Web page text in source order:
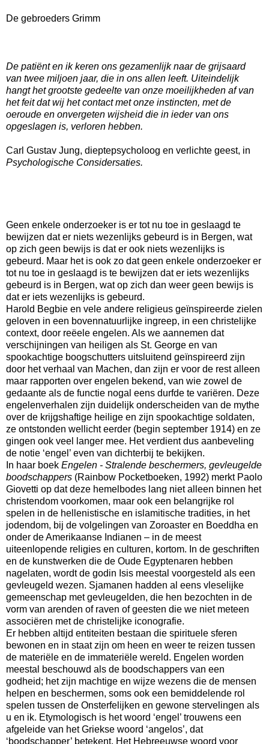
De gebroeders Grimm
De patiënt en ik keren ons gezamenlijk naar de grijsaard
van twee miljoen jaar, die in ons allen leeft. Uiteindelijk
hangt het grootste gedeelte van onze moeilijkheden af van
het feit dat wij het contact met onze instincten, met de
oeroude en onvergeten wijsheid die in ieder van ons
opgeslagen is, verloren hebben.
Carl Gustav Jung, dieptepsycholoog en verlichte geest, in
Psychologische Considersaties.
Geen enkele onderzoeker is er tot nu toe in geslaagd te
bewijzen dat er niets wezenlijks gebeurd is in Bergen, wat
op zich geen bewijs is dat er ook niets wezenlijks is
gebeurd. Maar het is ook zo dat geen enkele onderzoeker er
tot nu toe in geslaagd is te bewijzen dat er iets wezenlijks
gebeurd is in Bergen, wat op zich dan weer geen bewijs is
dat er iets wezenlijks is gebeurd.
Harold Begbie en vele andere religieus geïnspireerde zielen
geloven in een bovennatuurlijke ingreep, in een christelijke
context, door reëele engelen. Als we aannemen dat
verschijningen van heiligen als St. George en van
spookachtige boogschutters uitsluitend geïnspireerd zijn
door het verhaal van Machen, dan zijn er voor de rest alleen
maar rapporten over engelen bekend, van wie zowel de
gedaante als de functie nogal eens durfde te variëren. Deze
engelenverhalen zijn duidelijk onderscheiden van de mythe
over de krijgshaftige heilige en zijn spookachtige soldaten,
ze ontstonden wellicht eerder (begin september 1914) en ze
gingen ook veel langer mee. Het verdient dus aanbeveling
de notie ‘engel’ even van dichterbij te bekijken.
In haar boek Engelen - Stralende beschermers, gevleugelde
boodschappers (Rainbow Pocketboeken, 1992) merkt Paolo
Giovetti op dat deze hemelbodes lang niet alleen binnen het
christendom voorkomen, maar ook een belangrijke rol
spelen in de hellenistische en islamitische tradities, in het
jodendom, bij de volgelingen van Zoroaster en Boeddha en
onder de Amerikaanse Indianen – in de meest
uiteenlopende religies en culturen, kortom. In de geschriften
en de kunstwerken die de Oude Egyptenaren hebben
nagelaten, wordt de godin Isis meestal voorgesteld als een
gevleugeld wezen. Sjamanen hadden al eens vleselijke
gemeenschap met gevleugelden, die hen bezochten in de
vorm van arenden of raven of geesten die we niet meteen
associëren met de christelijke iconografie.
Er hebben altijd entiteiten bestaan die spirituele sferen
bewonen en in staat zijn om heen en weer te reizen tussen
de materiële en de immateriële wereld. Engelen worden
meestal beschouwd als de boodschappers van een
godheid; het zijn machtige en wijze wezens die de mensen
helpen en beschermen, soms ook een bemiddelende rol
spelen tussen de Onsterfelijken en gewone stervelingen als
u en ik. Etymologisch is het woord ‘engel’ trouwens een
afgeleide van het Griekse woord ‘angelos’, dat
‘boodschapper’ betekent. Het Hebreeuwse woord voor